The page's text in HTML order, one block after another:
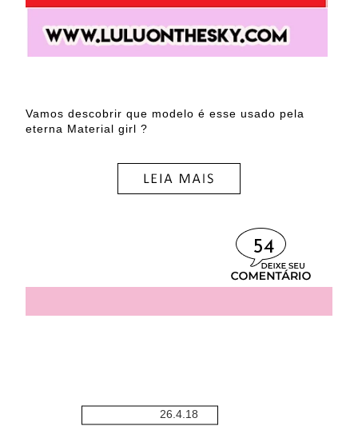
Vamos descobrir que modelo é esse usado pela
eterna Material girl ?
54
26.4.18